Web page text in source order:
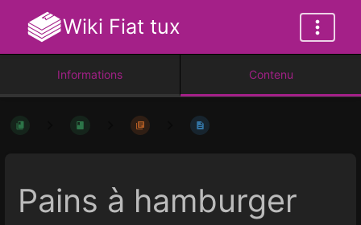
Wiki Fiat tux
Informations Contenu
Pains à hamburger